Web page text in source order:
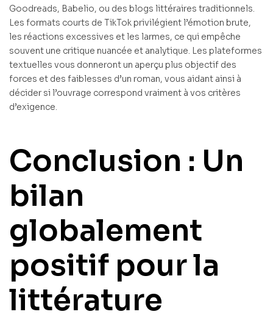
Goodreads, Babelio, ou des blogs littéraires traditionnels.
Les formats courts de TikTok privilégient l’émotion brute,
les réactions excessives et les larmes, ce qui empêche
souvent une critique nuancée et analytique. Les plateformes
textuelles vous donneront un aperçu plus objectif des
forces et des faiblesses d’un roman, vous aidant ainsi à
décider si l’ouvrage correspond vraiment à vos critères
d’exigence.
Conclusion : Un
bilan
globalement
positif pour la
littérature